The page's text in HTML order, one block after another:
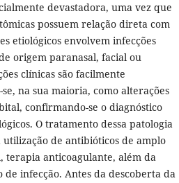
devastadora, uma vez que
possuem relação direta com
etiológicos envolvem infecções
origem paranasal, facial ou
clínicas são facilmente
na sua maioria, como alterações
confirmando-se o diagnóstico
O tratamento dessa patologia
de antibióticos de amplo
terapia anticoagulante, além da
infecção. Antes da descoberta da